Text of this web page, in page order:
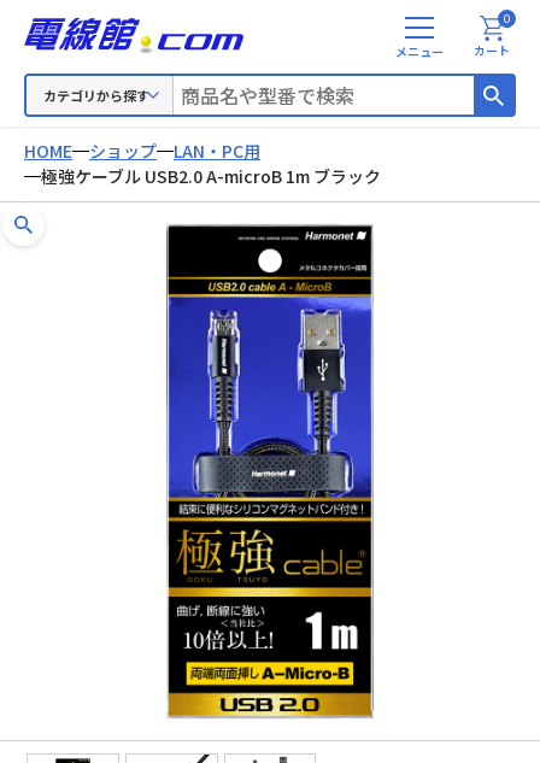
カテゴリから探す
メ
ニ
カート
0
HOME ショップ
LAN・PC用
極強ケーブル USB2.0 A-microB 1m ブラック